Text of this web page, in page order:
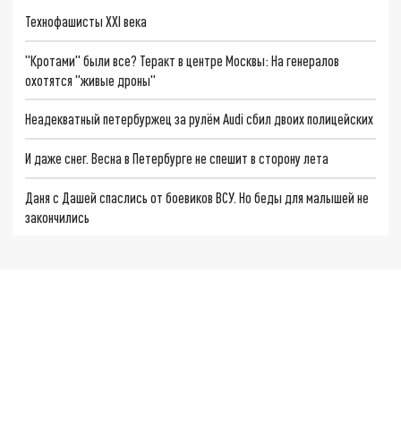
Технофашисты XXI века
"Кротами" были все? Теракт в центре Москвы: На генералов
охотятся "живые дроны"
Неадекватный петербуржец за рулём Audi сбил двоих полицейских
И даже снег. Весна в Петербурге не спешит в сторону лета
Даня с Дашей спаслись от боевиков ВСУ. Но беды для малышей не
закончились